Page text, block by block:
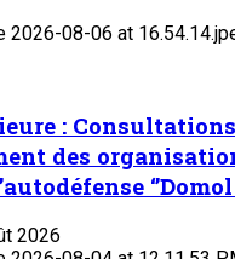
:
des
‘’Domol
2026